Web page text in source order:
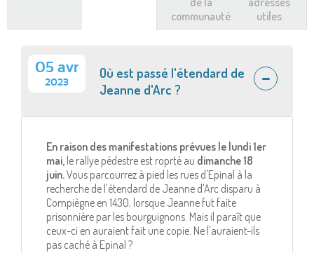
communauté
utiles
05 avr
2023
Où est passé l'étendard de
Jeanne d'Arc ?
En raison des manifestations prévues le lundi 1er
mai, le rallye pédestre est roprté au dimanche 18
juin.Vous parcourrez à pied les rues d'Epinal à la
recherche de l'étendard de Jeanne d'Arc disparu à
Compiègne en 1430, lorsque Jeanne fut faite
prisonnière par les bourguignons. Mais il paraît que
ceux-ci en auraient fait une copie. Ne l'auraient-ils
pas caché à Epinal ?